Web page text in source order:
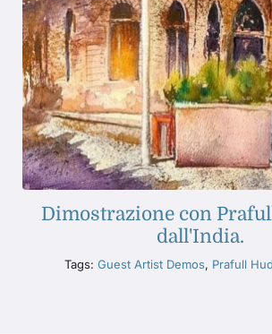
Dimostrazione con
dall'India.
Tags: Guest Artist Demos, Prafull